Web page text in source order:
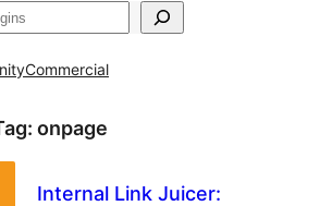
Commercial
onpage
Internal Link Juicer: